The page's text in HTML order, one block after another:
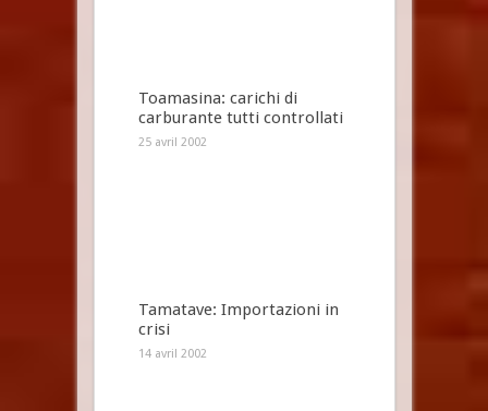
Toamasina: carichi di
carburante tutti controllati
25 avril 2002
Tamatave: Importazioni in
crisi
14 avril 2002